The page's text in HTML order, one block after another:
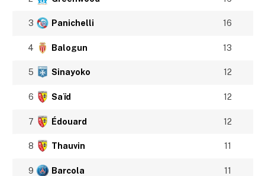
3 Panichelli 16
4 Balogun 13
5 Sinayoko 12
6 Saïd 12
7 Édouard 12
8 Thauvin 11
9 Barcola 11